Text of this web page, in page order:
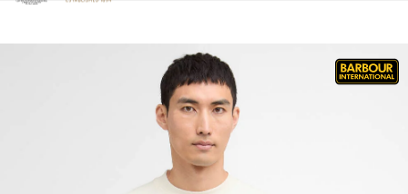
Clicca per visualizzare la nostra Dichiarazione di Accessibilità